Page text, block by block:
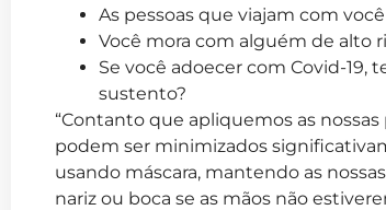
As pessoas que viajam com
Você mora com alguém de alto
Se você adoecer com Covid-19,
sustento?
“Contanto que apliquemos as
podem ser minimizados
usando máscara, mantendo as
nariz ou boca se as mãos não